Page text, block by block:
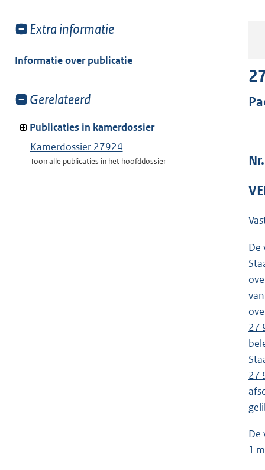
Toon
van:
Extra informatie
Informatie over publicatie
Toon
van:
Gerelateerd
Publicaties in kamerdossier
Kamerdossier 27924
Toon alle publicaties in het hoofddossier
De
27
27
De
1